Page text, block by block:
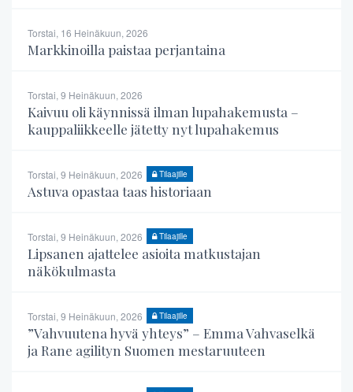
Torstai, 16 Heinäkuun, 2026
Markkinoilla paistaa perjantaina
Torstai, 9 Heinäkuun, 2026
Kaivuu oli käynnissä ilman lupahakemusta –
kauppaliikkeelle jätetty nyt lupahakemus
Torstai, 9 Heinäkuun, 2026 Tilaajille
Astuva opastaa taas historiaan
Torstai, 9 Heinäkuun, 2026 Tilaajille
Lipsanen ajattelee asioita matkustajan
näkökulmasta
Torstai, 9 Heinäkuun, 2026 Tilaajille
”Vahvuutena hyvä yhteys” – Emma Vahvaselkä
ja Rane agilityn Suomen mestaruuteen